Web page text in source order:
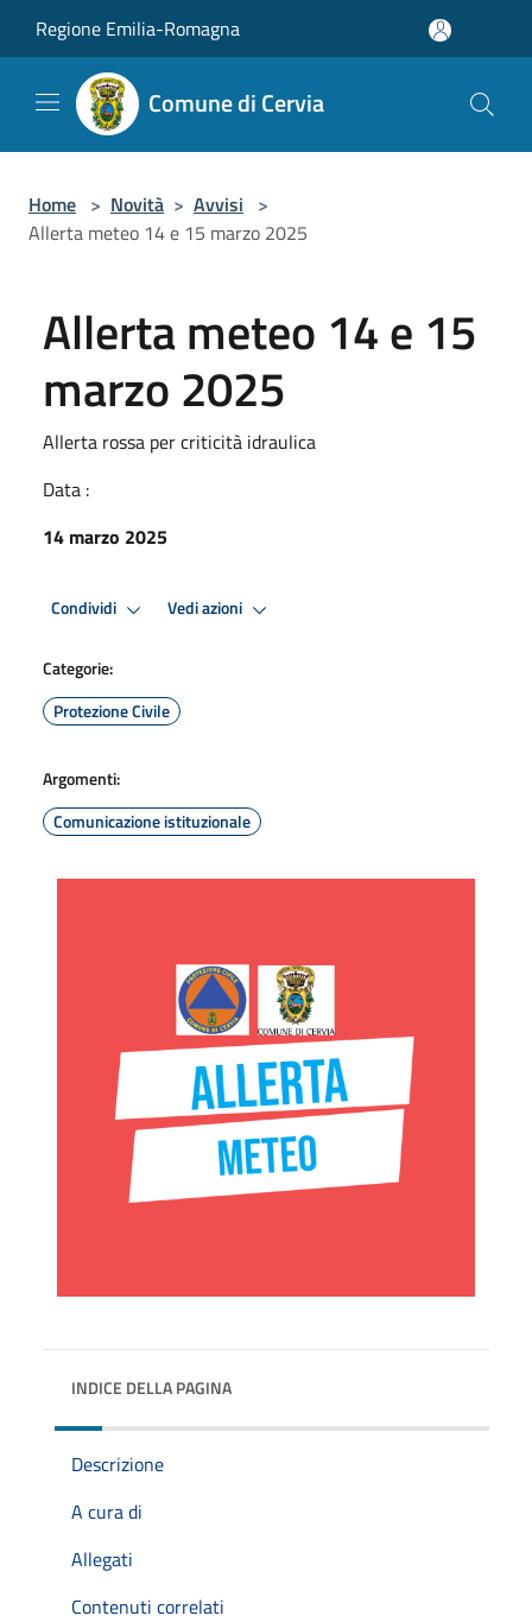
Regione Emilia-Romagna
Comune di Cervia
Home > Novità > Avvisi >
Allerta meteo 14 e 15 marzo 2025
Allerta meteo 14 e 15
marzo 2025
Allerta rossa per criticità idraulica
Data :
14 marzo 2025
Condividi Vedi azioni
Categorie:
Protezione Civile
Argomenti:
Comunicazione istituzionale
INDICE DELLA PAGINA
Descrizione
A cura di
Allegati
Contenuti correlati